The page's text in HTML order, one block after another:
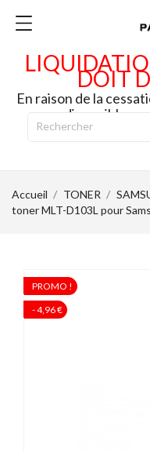
DOIT
En raison de la
disponibles
Accueil TONER
toner MLT-D103L pour
PROMO !
- 4,96 €
PROMO !
- 4,96 €